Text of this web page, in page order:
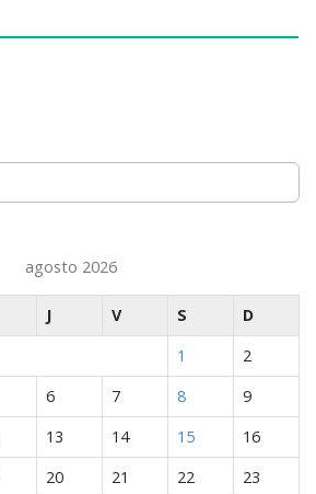
agosto 2026
J V S
D
1
2
6 7 8
9
13 14 15
16
20 21 22
23